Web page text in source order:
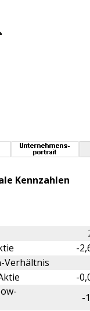
Kennzahlen
-
Verhältnis
-
-